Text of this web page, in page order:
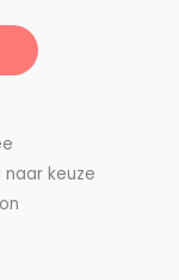
naar keuze